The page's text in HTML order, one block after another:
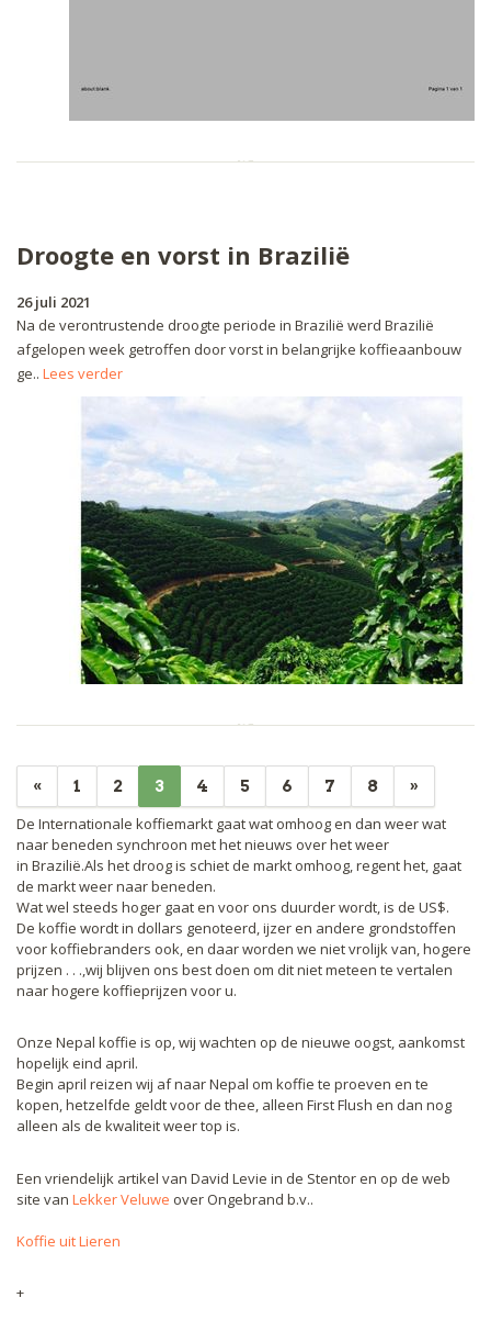
Droogte en vorst in Brazilië
26 juli 2021
Na de verontrustende droogte periode in Brazilië werd Brazilië
afgelopen week getroffen door vorst in belangrijke koffieaanbouw
ge.. Lees verder
« 1 2 3 4 5 6 7 8
»
De Internationale koffiemarkt gaat wat omhoog en dan weer wat
naar beneden synchroon met het nieuws over het weer
in Brazilië.Als het droog is schiet de markt omhoog, regent het, gaat
de markt weer naar beneden.
Wat wel steeds hoger gaat en voor ons duurder wordt, is de US$.
De koffie wordt in dollars genoteerd, ijzer en andere grondstoffen
voor koffiebranders ook, en daar worden we niet vrolijk van, hogere
prijzen . . .,wij blijven ons best doen om dit niet meteen te vertalen
naar hogere koffieprijzen voor u.
Onze Nepal koffie is op, wij wachten op de nieuwe oogst, aankomst
hopelijk eind april.
Begin april reizen wij af naar Nepal om koffie te proeven en te
kopen, hetzelfde geldt voor de thee, alleen First Flush en dan nog
alleen als de kwaliteit weer top is.
Een vriendelijk artikel van David Levie in de Stentor en op de web
site van Lekker Veluwe over Ongebrand b.v..
Koffie uit Lieren
+